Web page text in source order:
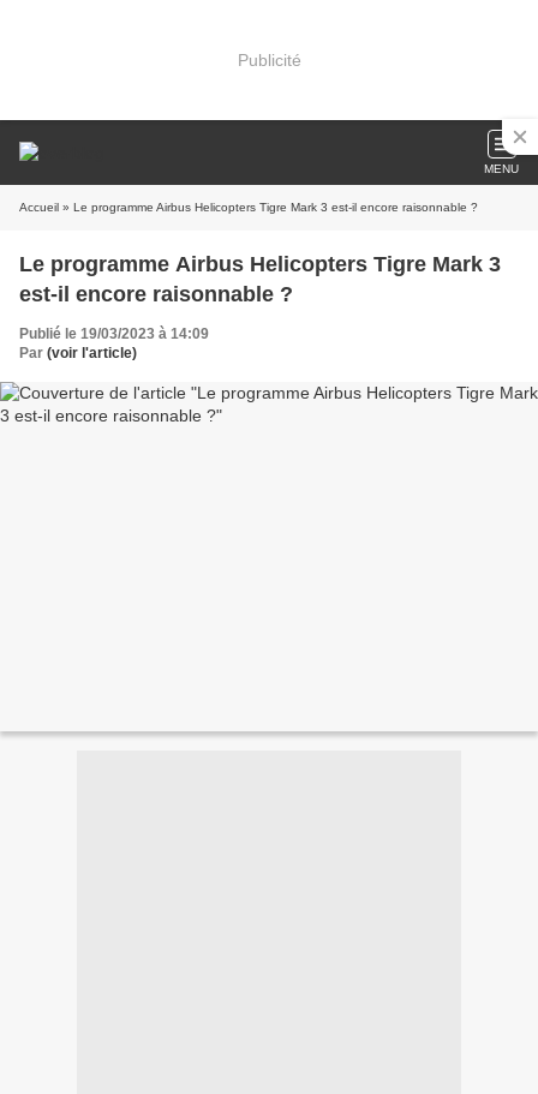
Publicité
MENU
Accueil » Le programme Airbus Helicopters Tigre Mark 3 est-il encore raisonnable ?
Le programme Airbus Helicopters Tigre Mark 3
est-il encore raisonnable ?
Publié le 19/03/2023 à 14:09
Par (voir l'article)